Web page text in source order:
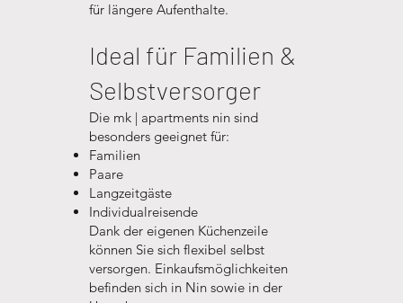
für längere Aufenthalte.
Ideal für Familien &
Selbstversorger
Die mk | apartments nin sind
besonders geeignet für:
Familien
Paare
Langzeitgäste
Individualreisende
Dank der eigenen Küchenzeile
können Sie sich flexibel selbst
versorgen. Einkaufsmöglichkeiten
befinden sich in Nin sowie in der